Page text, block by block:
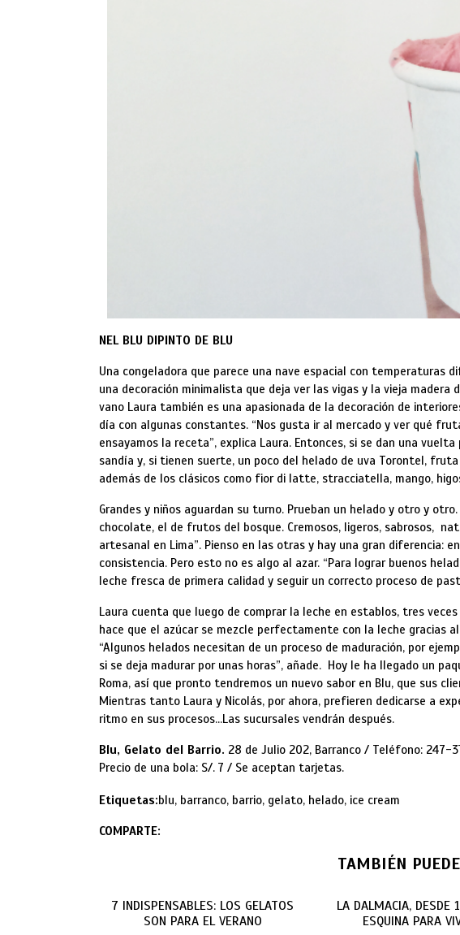
NEL BLU DIPINTO DE BLU
Una congeladora que parece una nave espacial con temperaturas
una decoración minimalista que deja ver las vigas y la vieja madera
vano Laura también es una apasionada de la decoración de
día con algunas constantes. “Nos gusta ir al mercado y ver qué
ensayamos la receta”, explica Laura. Entonces, si se dan una
sandía y, si tienen suerte, un poco del helado de uva Torontel,
además de los clásicos como fior di latte, stracciatella, mango,
Grandes y niños aguardan su turno. Prueban un helado y otro y
chocolate, el de frutos del bosque. Cremosos, ligeros, sabrosos,
artesanal en Lima”. Pienso en las otras y hay una gran diferencia:
consistencia. Pero esto no es algo al azar. “Para lograr buenos
leche fresca de primera calidad y seguir un correcto proceso de
Laura cuenta que luego de comprar la leche en establos, tres
hace que el azúcar se mezcle perfectamente con la leche gracias
“Algunos helados necesitan de un proceso de maduración, por
si se deja madurar por unas horas”, añade. Hoy le ha llegado un
Roma, así que pronto tendremos un nuevo sabor en Blu, que sus
Mientras tanto Laura y Nicolás, por ahora, prefieren dedicarse a
ritmo en sus procesos…Las sucursales vendrán después.
Blu, Gelato del Barrio. 28 de Julio 202, Barranco / Teléfono: 247-
Precio de una bola: S/. 7 / Se aceptan tarjetas.
Etiquetas:blu, barranco, barrio, gelato, helado, ice cream
COMPARTE:
TAMBIÉN
7 INDISPENSABLES: LOS GELATOS
SON PARA EL VERANO
LA DALMACIA, DESDE
ESQUINA PARA